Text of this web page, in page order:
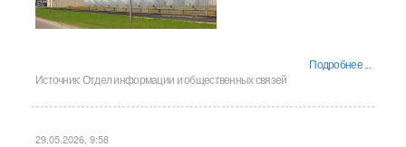
Подробнее ...
Источник:Отдел информации и общественных связей
29.05.2026, 9:58